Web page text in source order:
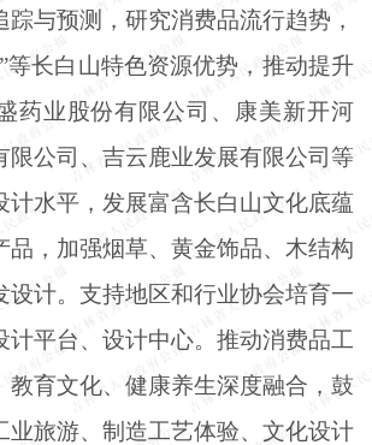
踪与预测，研究消费品流行趋势，
等长白山特色资源优势，推动提升
药业股份有限公司、康美新开河
限公司、吉云鹿业发展有限公司等
计水平，发展富含长白山文化底蕴
品，加强烟草、黄金饰品、木结构
设计。支持地区和行业协会培育一
计平台、设计中心。推动消费品工
教育文化、健康养生深度融合，鼓
业旅游、制造工艺体验、文化设计